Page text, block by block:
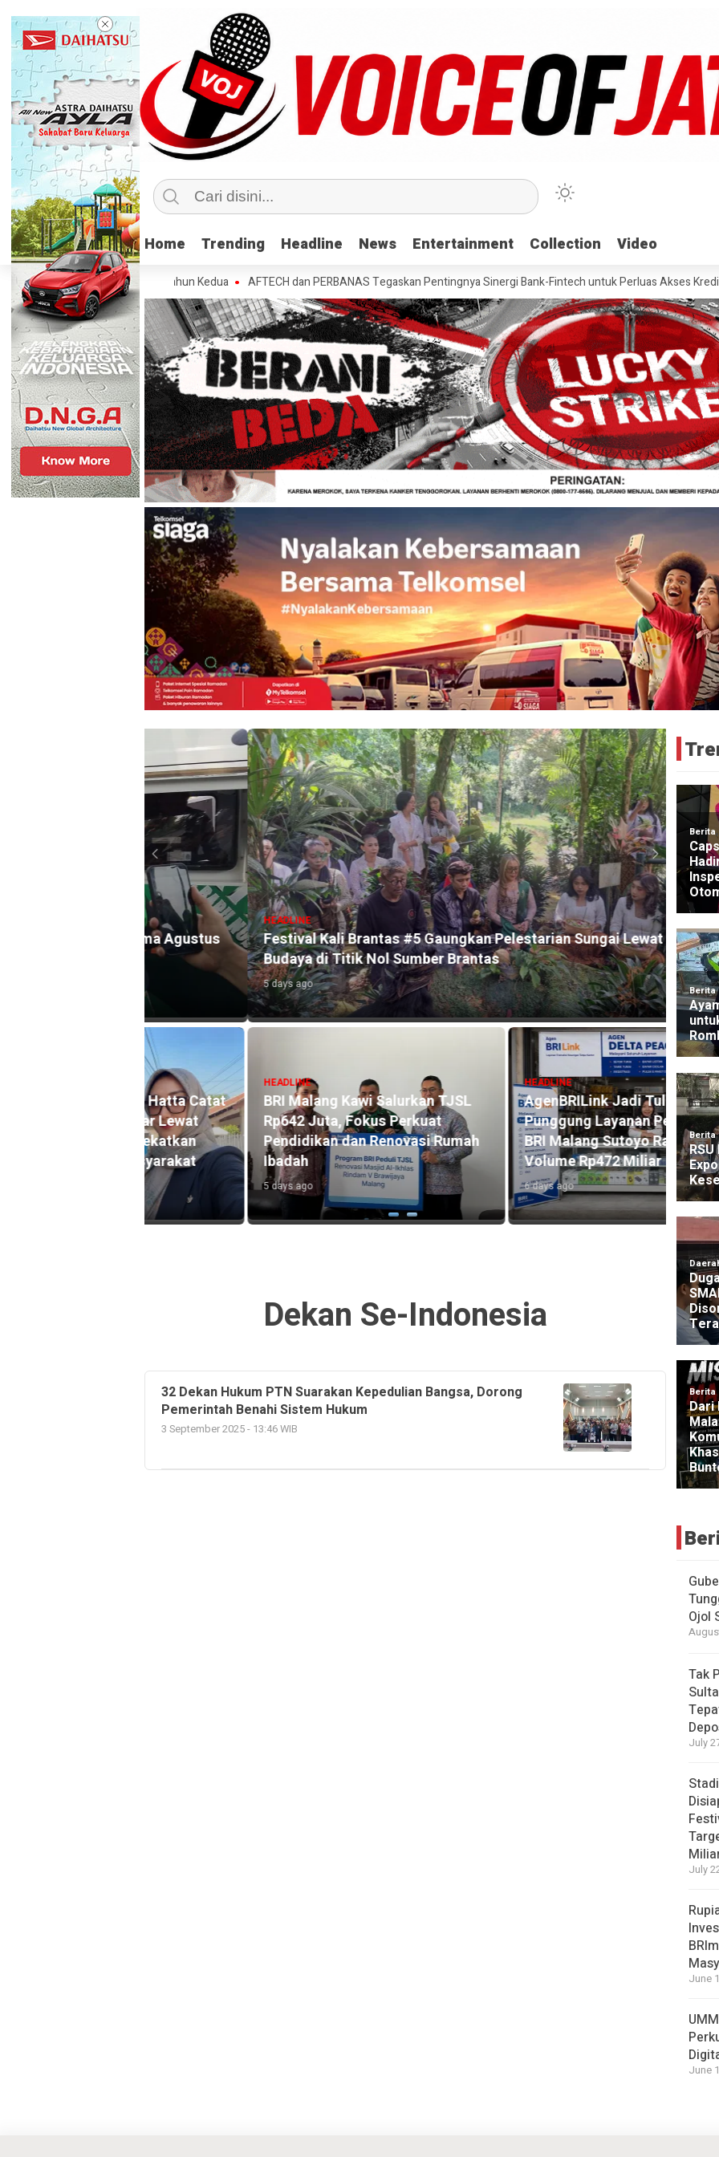
Home Trending Headline News Entertainment Collection Video
Home Trending Headline News Entertainment Collection Video
Lebih Nasabah di Tahun Kedua AFTECH dan PERBANAS Tegaskan Pentingnya Sinergi Bank-Fintech untuk Perluas Akses Kredit Nasional
HEADLINE
Festival Kali Brantas #5 Gaungkan Pelestarian Sungai Lewat Ritual
Budaya di Titik Nol Sumber Brantas
HEADLINE
BRI Malang Kawi Salurkan TJSL
Rp642 Juta, Fokus Perkuat
Pendidikan dan Renovasi Rumah
Ibadah
5 days ago
HEADLINE
AgenBRILink Jadi Tulang
Punggung Layanan Perbankan,
BRI Malang Sutoyo Raih Sales
Volume Rp472 Miliar
6 days ago
2026
15 hours
BRI
4 days
Dekan Se-Indonesia
32 Dekan Hukum PTN Suarakan Kepedulian Bangsa, Dorong
Pemerintah Benahi Sistem Hukum
3 September 2025 - 13:46 WIB
Ojol
Tak
July
July
June
June